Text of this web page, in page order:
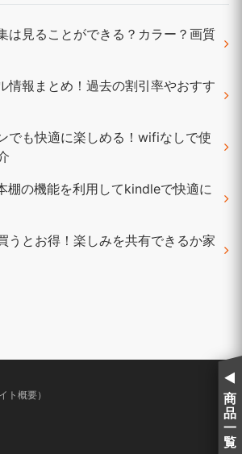
商
品
一
覧
は見ることができる？カラー？画質
情報まとめ！過去の割引率やおすす
でも快適に楽しめる！wifiなしで使
棚の機能を利用してkindleで快適に
うとお得！楽しみを共有できるか家
ト概要）